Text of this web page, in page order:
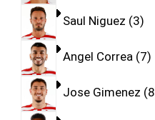
Saul Niguez 3
Angel Correa 7
Jose Gimenez 8